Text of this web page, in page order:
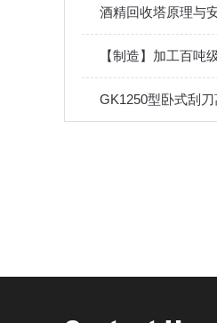
酒精回收塔原理与